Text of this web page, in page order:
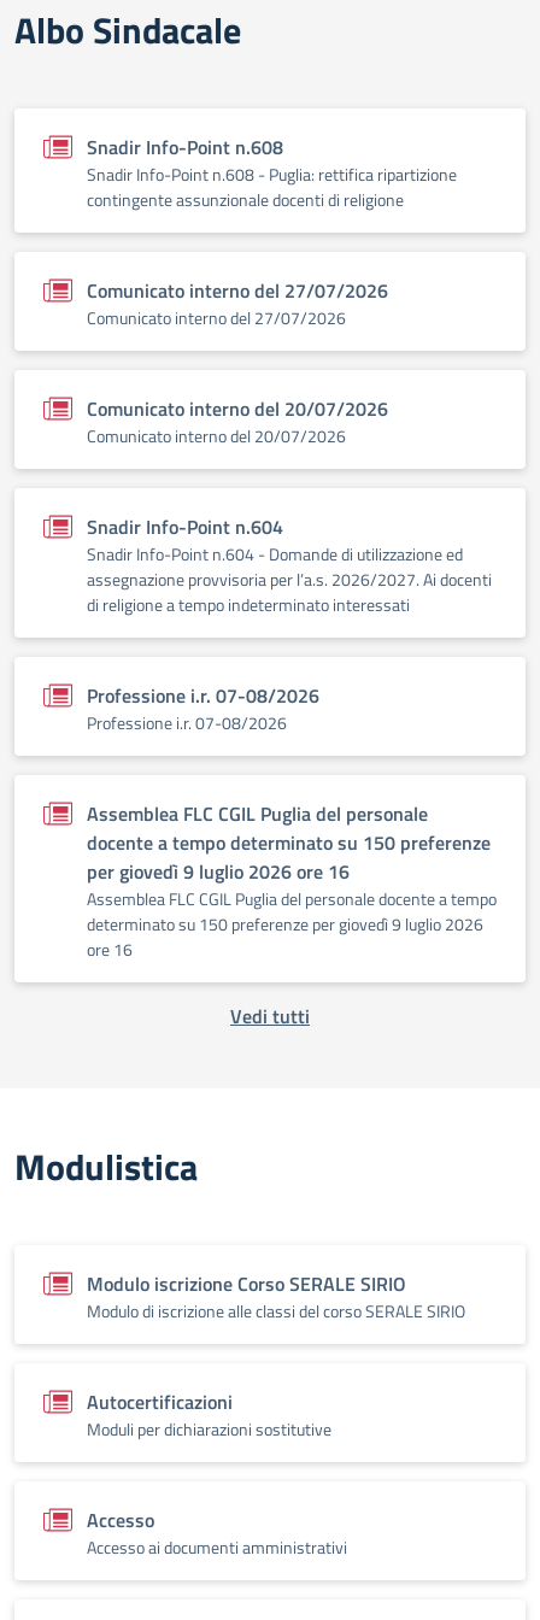
Albo Sindacale
Snadir Info-Point n.608
Snadir Info-Point n.608 - Puglia: rettifica ripartizione
contingente assunzionale docenti di religione
Comunicato interno del 27/07/2026
Comunicato interno del 27/07/2026
Comunicato interno del 20/07/2026
Comunicato interno del 20/07/2026
Snadir Info-Point n.604
Snadir Info-Point n.604 - Domande di utilizzazione ed
assegnazione provvisoria per l’a.s. 2026/2027. Ai docenti
di religione a tempo indeterminato interessati
Professione i.r. 07-08/2026
Professione i.r. 07-08/2026
Assemblea FLC CGIL Puglia del personale
docente a tempo determinato su 150 preferenze
per giovedì 9 luglio 2026 ore 16
Assemblea FLC CGIL Puglia del personale docente a tempo
determinato su 150 preferenze per giovedì 9 luglio 2026
ore 16
Vedi tutti
Modulistica
Modulo iscrizione Corso SERALE SIRIO
Modulo di iscrizione alle classi del corso SERALE SIRIO
Autocertificazioni
Moduli per dichiarazioni sostitutive
Accesso
Accesso ai documenti amministrativi